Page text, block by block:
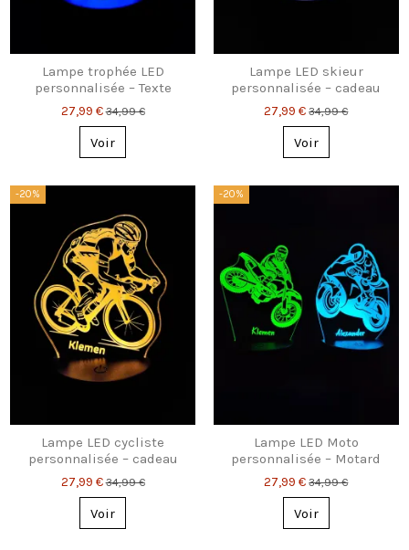
Lampe trophée LED
personnalisée – Texte
gravé unique
27,99 €34,99 €
Voir
Lampe LED skieur
personnalisée – cadeau
unique pour fan de ski
27,99 €34,99 €
Voir
-20%
Lampe LED cycliste
personnalisée – cadeau
pour passionnés de vélo
27,99 €34,99 €
Voir
-20%
Lampe LED Moto
personnalisée – Motard
ou Motocross au choix
27,99 €34,99 €
Voir